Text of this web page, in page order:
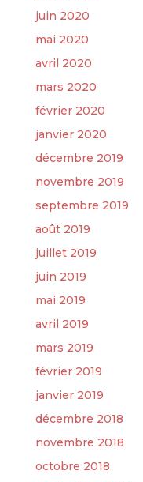
juin 2020
mai 2020
avril 2020
mars 2020
février 2020
janvier 2020
décembre 2019
novembre 2019
septembre 2019
août 2019
juillet 2019
juin 2019
mai 2019
avril 2019
mars 2019
février 2019
janvier 2019
décembre 2018
novembre 2018
octobre 2018